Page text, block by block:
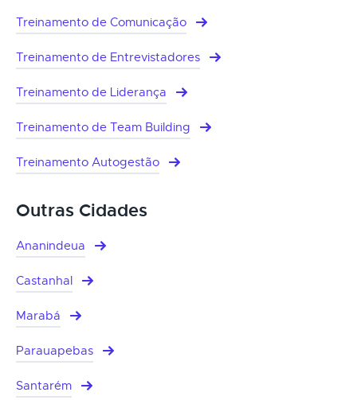
Treinamento de Comunicação
Treinamento de Entrevistadores
Treinamento de Liderança
Treinamento de Team Building
Treinamento Autogestão
Outras Cidades
Ananindeua
Castanhal
Marabá
Parauapebas
Santarém